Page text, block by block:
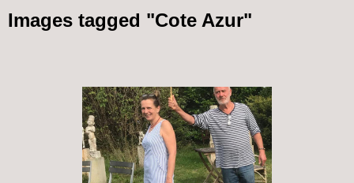
Images tagged "Cote Azur"